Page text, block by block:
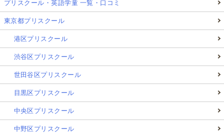
プリスクール・英語学童 一覧・口コミ
東京都プリスクール
港区プリスクール
渋谷区プリスクール
世田谷区プリスクール
目黒区プリスクール
中央区プリスクール
中野区プリスクール